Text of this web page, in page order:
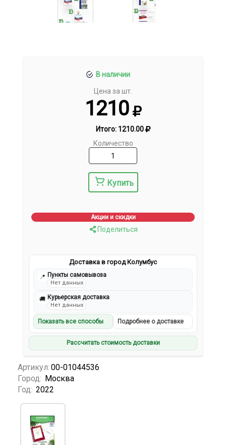
В наличии
Цена за шт.
1210
Итого: 1210.00
Количество
Купить
Акции и скидки
Поделиться
Доставка в город Колумбус
📍 Пункты самовывоза
Нет данных
🚚 Курьерская доставка
Нет данных
Показать все способы Подробнее о доставке
Рассчитать стоимость доставки
Артикул: 00-01044536
Город: Москва
Год: 2022